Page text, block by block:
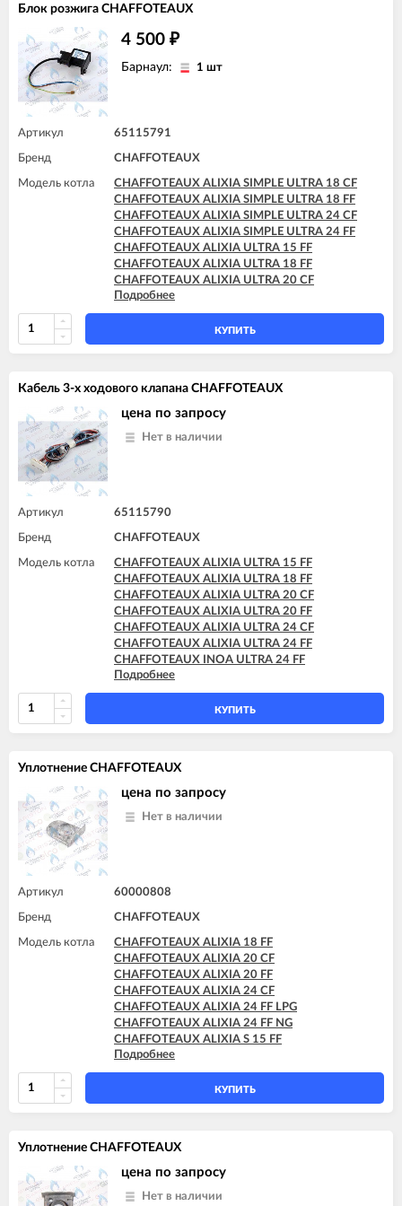
CHAFFOTEAUX PIGMA ULTRA 30 CF
CHAFFOTEAUX PIGMA ULTRA 30 FF
CHAFFOTEAUX PIGMA ULTRA 35 FF
CHAFFOTEAUX PIGMA ULTRA SYSTEM 25 CF
Блок розжига CHAFFOTEAUX
4 500 ₽
Барнаул: 1 шт
Артикул 65115791
Бренд CHAFFOTEAUX
Модель котла
CHAFFOTEAUX ALIXIA SIMPLE ULTRA 18 CF
CHAFFOTEAUX ALIXIA SIMPLE ULTRA 18 FF
CHAFFOTEAUX ALIXIA SIMPLE ULTRA 24 CF
CHAFFOTEAUX ALIXIA SIMPLE ULTRA 24 FF
CHAFFOTEAUX ALIXIA ULTRA 15 FF
CHAFFOTEAUX ALIXIA ULTRA 18 FF
CHAFFOTEAUX ALIXIA ULTRA 20 CF
CHAFFOTEAUX ALIXIA ULTRA 20 FF
CHAFFOTEAUX ALIXIA ULTRA 24 CF
CHAFFOTEAUX ALIXIA ULTRA 24 FF
CHAFFOTEAUX INOA ULTRA 24 FF
CHAFFOTEAUX PIGMA ULTRA 30 CF
CHAFFOTEAUX PIGMA ULTRA 30 FF
CHAFFOTEAUX PIGMA ULTRA SYSTEM 25 CF
Подробнее
КУПИТЬ
Кабель 3-х ходового клапана CHAFFOTEAUX
цена по запросу
Нет в наличии
Артикул 65115790
Бренд CHAFFOTEAUX
Модель котла
CHAFFOTEAUX ALIXIA ULTRA 15 FF
CHAFFOTEAUX ALIXIA ULTRA 18 FF
CHAFFOTEAUX ALIXIA ULTRA 20 CF
CHAFFOTEAUX ALIXIA ULTRA 20 FF
CHAFFOTEAUX ALIXIA ULTRA 24 CF
CHAFFOTEAUX ALIXIA ULTRA 24 FF
CHAFFOTEAUX INOA ULTRA 24 FF
CHAFFOTEAUX PIGMA ULTRA 25 CF
CHAFFOTEAUX PIGMA ULTRA 25 FF
CHAFFOTEAUX PIGMA ULTRA 30 CF
CHAFFOTEAUX PIGMA ULTRA 30 FF
Подробнее
КУПИТЬ
Уплотнение CHAFFOTEAUX
цена по запросу
Нет в наличии
Артикул 60000808
Бренд CHAFFOTEAUX
Модель котла
CHAFFOTEAUX ALIXIA 18 FF
CHAFFOTEAUX ALIXIA 20 CF
CHAFFOTEAUX ALIXIA 20 FF
CHAFFOTEAUX ALIXIA 24 CF
CHAFFOTEAUX ALIXIA 24 FF LPG
CHAFFOTEAUX ALIXIA 24 FF NG
CHAFFOTEAUX ALIXIA S 15 FF
CHAFFOTEAUX ALIXIA S 18 FF
CHAFFOTEAUX ALIXIA S 20 CF
CHAFFOTEAUX ALIXIA S 20 FF
CHAFFOTEAUX ALIXIA S 24 CF
CHAFFOTEAUX ALIXIA SIMPLE 18 CF
CHAFFOTEAUX ALIXIA SIMPLE 18 FF
CHAFFOTEAUX ALIXIA SIMPLE 24 FF
Подробнее
КУПИТЬ
Уплотнение CHAFFOTEAUX
цена по запросу
Нет в наличии